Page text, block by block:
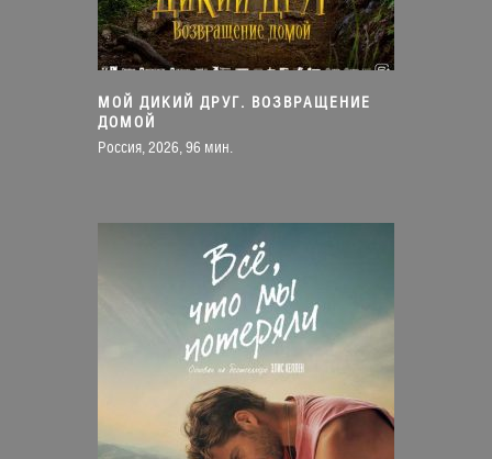
МОЙ ДИКИЙ ДРУГ. ВОЗВРАЩЕНИЕ
ДОМОЙ
Россия, 2026, 96 мин.